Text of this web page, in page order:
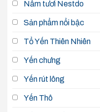
Nấm tươi Nestdo
Sản phẩm nổi bậc
Tổ Yến Thiên Nhiên
Yến chưng
Yến rút lông
Yến Thô